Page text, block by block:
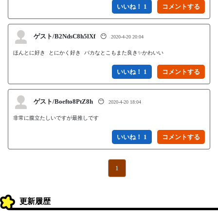
いいね！ 1
ゲスト/B2NdsC8h5lXf 😶 2020-4-20 20:04
ほんとに好き とにかく好き バカなとこもまた良き✨かわいい
いいね！ 1
ゲスト/Boefto8PtZ8h 😶 2020-4-20 18:04
非常に腹立たしいですが最推しです
いいね！ 1
1
更新履歴